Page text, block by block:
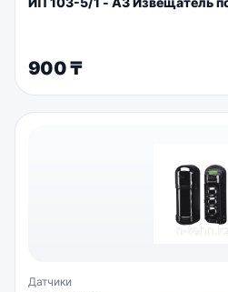
900₸
Датчики